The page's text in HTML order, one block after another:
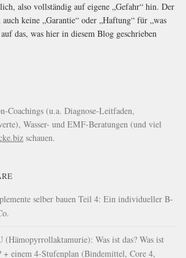
also vollständig auf eigene „Gefahr“ hin. Der
keine „Garantie“ oder „Haftung“ für „was
das, was hier in diesem Blog geschrieben
Coachings (u.a. Diagnose-Leitfaden,
Wasser- und EMF-Beratungen (und viel
schauen.
selber bauen Teil 4: Ein individueller B-
(Hämopyrrollaktamurie): Was ist das? Was ist
+ einem 4-Stufenplan (Bindemittel, Core 4,